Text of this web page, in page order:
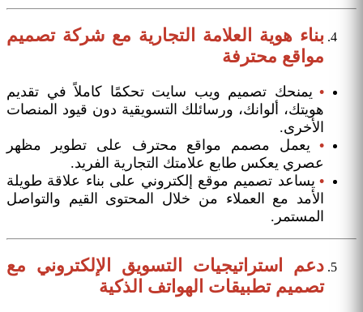
بناء هوية العلامة التجارية مع شركة تصميم
مواقع محترفة
• يمنحك تصميم ويب سايت تحكمًا كاملاً في تقديم
هويتك، ألوانك، ورسائلك التسويقية دون قيود المنصات
الأخرى.
•
يعمل مصمم مواقع محترف على تطوير مظهر
عصري يعكس طابع علامتك التجارية الفريد.
• يساعد تصميم موقع إلكتروني على بناء علاقة طويلة
الأمد مع العملاء من خلال المحتوى القيم والتواصل
المستمر.
دعم استراتيجيات التسويق الإلكتروني مع
تصميم تطبيقات الهواتف الذكية